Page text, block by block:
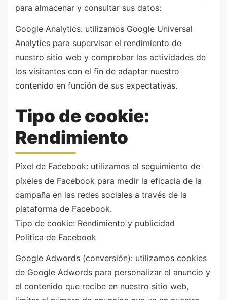
para almacenar y consultar sus datos:
Google Analytics: utilizamos Google Universal
Analytics para supervisar el rendimiento de
nuestro sitio web y comprobar las actividades de
los visitantes con el fin de adaptar nuestro
contenido en función de sus expectativas.
Tipo de cookie:
Rendimiento
Píxel de Facebook: utilizamos el seguimiento de
píxeles de Facebook para medir la eficacia de la
campaña en las redes sociales a través de la
plataforma de Facebook.
Tipo de cookie: Rendimiento y publicidad
Política de Facebook
Google Adwords (conversión): utilizamos cookies
de Google Adwords para personalizar el anuncio y
el contenido que recibe en nuestro sitio web,